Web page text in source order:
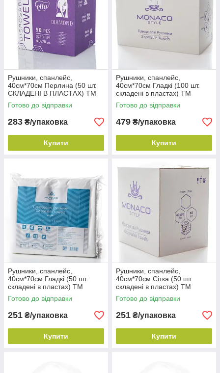
Рушники, спанлейс,
40см*70см Перлина (50 шт.
СКЛАДЕНІ В ПЛАСТАХ) TM
Etto
Готово до відправки
283 ₴/упаковка
Купити
Рушники, спанлейс,
40см*70см Гладкі (100 шт.
складені в пластах) TM
Monaco Style
Готово до відправки
479 ₴/упаковка
Купити
Рушники, спанлейс,
40см*70см Гладкі (50 шт.
складені в пластах) TM
Monaco Style
Готово до відправки
251 ₴/упаковка
Купити
Рушники, спанлейс,
40см*70см Сітка (50 шт.
складені в пластах) TM
Monaco Style
Готово до відправки
251 ₴/упаковка
Купити